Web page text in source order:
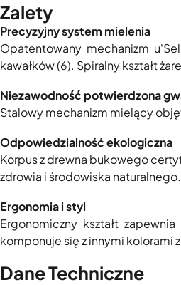
Zalety
Precyzyjny system mielenia
Opatentowany mechanizm
kawałków (6). Spiralny kształt
Niezawodność potwierdzona
Stalowy mechanizm mielący
Odpowiedzialność ekologiczna
Korpus z drewna bukowego
zdrowia i środowiska naturalnego.
Ergonomia i styl
Ergonomiczny kształt
komponuje się z innymi kolorami
Dane Techniczne